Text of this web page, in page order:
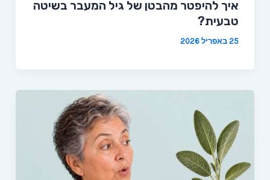
איך להיפטר מהבטן של גיל המעבר בשיטה
טבעית?
25 באפריל 2026